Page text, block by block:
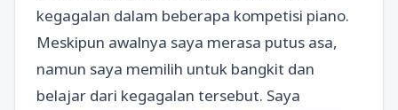
kegagalan dalam beberapa kompetisi piano.
Meskipun awalnya saya merasa putus asa,
namun saya memilih untuk bangkit dan
belajar dari kegagalan tersebut. Saya